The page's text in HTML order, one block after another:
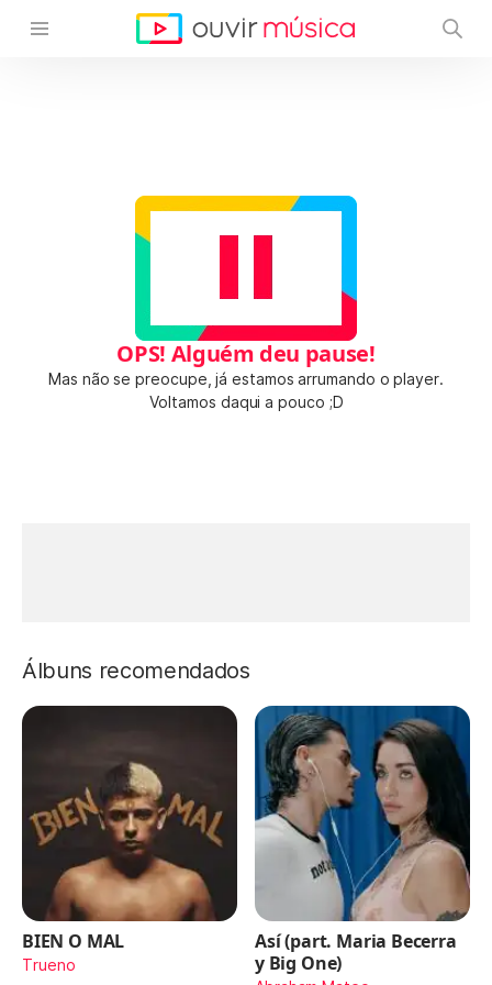
OPS! Alguém deu pause!
Mas não se preocupe, já estamos arrumando o player.
Voltamos daqui a pouco ;D
Álbuns recomendados
BIEN O MAL
Trueno
Así (part. Maria Becerra
y Big One)